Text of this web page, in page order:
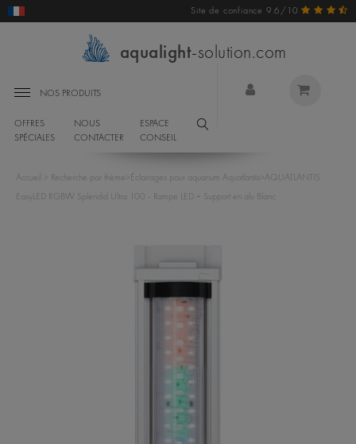
Site de confiance 9.6/10
aqualight-solution.com
NOS PRODUITS
OFFRES
SPÉCIALES
NOUS
CONTACTER
ESPACE
CONSEIL
Accueil Recherche par thème Éclairages pour aquarium Aquatlantis
AQUATLANTIS
EasyLED RGBW Splendid Ultra 100 - Rampe LED + Support en alu Blanc